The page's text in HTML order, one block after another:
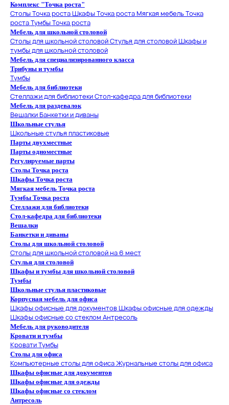
Комплекс "Точка роста"
Столы Точка ростаШкафы Точка ростаМягкая мебель Точка
ростаТумбы Точка роста
Мебель для школьной столовой
Столы для школьной столовойСтулья для столовойШкафы и
тумбы для школьной столовой
Мебель для специализированного класса
Трибуны и тумбы
Тумбы
Мебель для библиотеки
Стеллажи для библиотекиСтол-кафедра для библиотеки
Мебель для раздевалок
ВешалкиБанкетки и диваны
Школьные стулья
Школьные стулья пластиковые
Парты двухместные
Парты одноместные
Регулируемые парты
Столы Точка роста
Шкафы Точка роста
Мягкая мебель Точка роста
Тумбы Точка роста
Стеллажи для библиотеки
Стол-кафедра для библиотеки
Вешалки
Банкетки и диваны
Столы для школьной столовой
Столы для школьной столовой на 6 мест
Стулья для столовой
Шкафы и тумбы для школьной столовой
Тумбы
Школьные стулья пластиковые
Корпусная мебель для офиса
Шкафы офисные для документовШкафы офисные для одежды
Шкафы офисные со стеклом Антресоль
Мебель для руководителя
Кровати и тумбы
КроватиТумбы
Столы для офиса
Компьютерные столы для офисаЖурнальные столы для офиса
Шкафы офисные для документов
Шкафы офисные для одежды
Шкафы офисные со стеклом
Антресоль